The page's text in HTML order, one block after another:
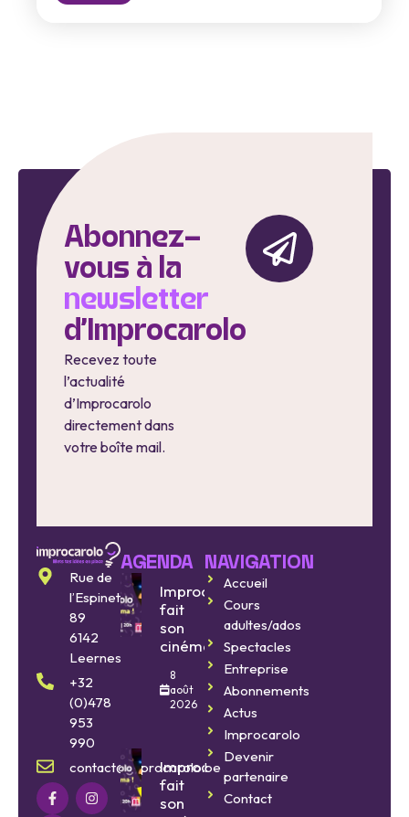
Abonnez-
vous à la
newsletter
d'Improcarolo
Recevez toute
l’actualité
d’Improcarolo
directement dans
votre boîte mail.
Rue de
l’Espinette
89
6142
Leernes
+32
(0)478
953
990
contact@improcarolo.be
AGENDA
Improcarolo
fait
son
cinéma
8
août
2026
Improcarolo
fait
son
NAVIGATION
Accueil
Cours
adultes/ados
Spectacles
Entreprise
Abonnements
Actus
Improcarolo
Devenir
partenaire
Contact